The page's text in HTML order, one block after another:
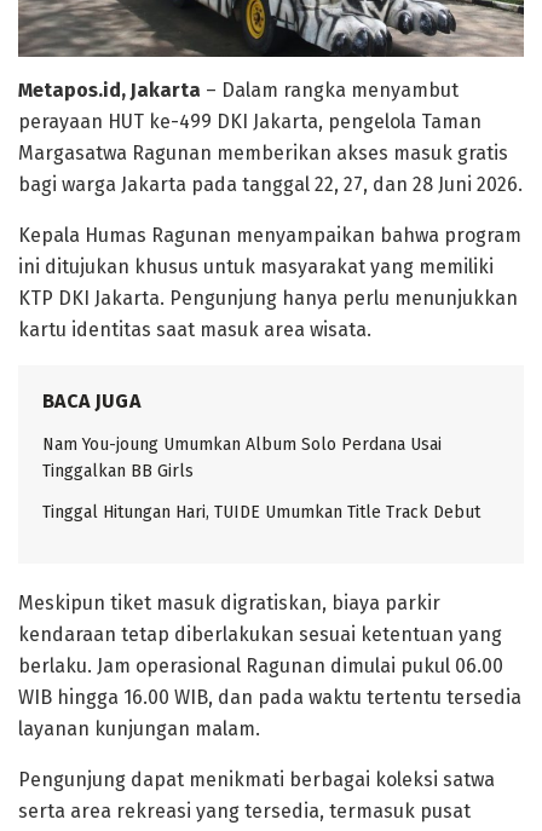
Metapos.id, Jakarta – Dalam rangka menyambut
perayaan HUT ke-499 DKI Jakarta, pengelola Taman
Margasatwa Ragunan memberikan akses masuk gratis
bagi warga Jakarta pada tanggal 22, 27, dan 28 Juni 2026.
Kepala Humas Ragunan menyampaikan bahwa program
ini ditujukan khusus untuk masyarakat yang memiliki
KTP DKI Jakarta. Pengunjung hanya perlu menunjukkan
kartu identitas saat masuk area wisata.
BACA JUGA
Nam You-joung Umumkan Album Solo Perdana Usai
Tinggalkan BB Girls
Tinggal Hitungan Hari, TUIDE Umumkan Title Track Debut
Meskipun tiket masuk digratiskan, biaya parkir
kendaraan tetap diberlakukan sesuai ketentuan yang
berlaku. Jam operasional Ragunan dimulai pukul 06.00
WIB hingga 16.00 WIB, dan pada waktu tertentu tersedia
layanan kunjungan malam.
Pengunjung dapat menikmati berbagai koleksi satwa
serta area rekreasi yang tersedia, termasuk pusat